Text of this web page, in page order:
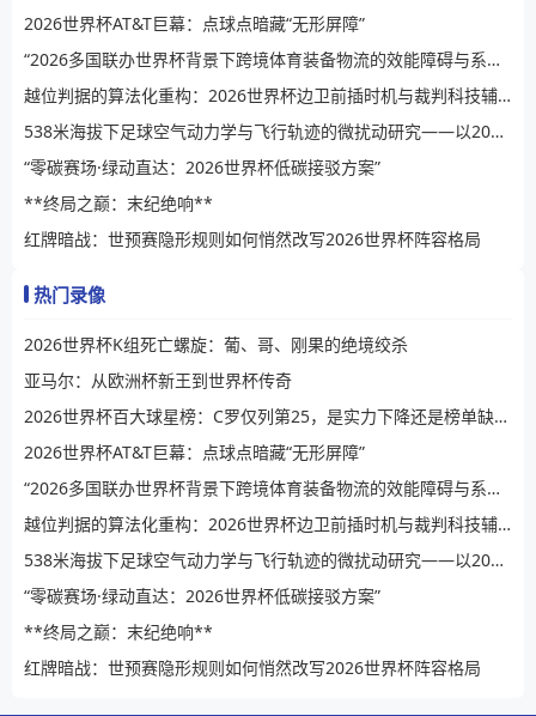
2026世界杯AT&T巨幕：点球点暗藏“无形屏障”
“2026多国联办世界杯背景下跨境体育装备物流的效能障碍与系统性提升路径”
越位判据的算法化重构：2026世界杯边卫前插时机与裁判科技辅助决策的演进逻辑
538米海拔下足球空气动力学与飞行轨迹的微扰动研究——以2026世界杯BBVA球场为例
“零碳赛场·绿动直达：2026世界杯低碳接驳方案”
**终局之巅：末纪绝响**
红牌暗战：世预赛隐形规则如何悄然改写2026世界杯阵容格局
热门录像
2026世界杯K组死亡螺旋：葡、哥、刚果的绝境绞杀
亚马尔：从欧洲杯新王到世界杯传奇
2026世界杯百大球星榜：C罗仅列第25，是实力下降还是榜单缺乏公信力？
2026世界杯AT&T巨幕：点球点暗藏“无形屏障”
“2026多国联办世界杯背景下跨境体育装备物流的效能障碍与系统性提升路径”
越位判据的算法化重构：2026世界杯边卫前插时机与裁判科技辅助决策的演进逻辑
538米海拔下足球空气动力学与飞行轨迹的微扰动研究——以2026世界杯BBVA球场为例
“零碳赛场·绿动直达：2026世界杯低碳接驳方案”
**终局之巅：末纪绝响**
红牌暗战：世预赛隐形规则如何悄然改写2026世界杯阵容格局